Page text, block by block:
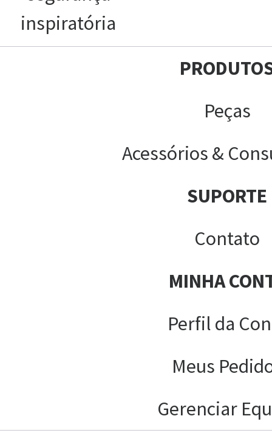
inspiratória
Peças
Acessórios &
SUPORTE
Contato
MINHA
Perfil da
Meus
Gerenciar